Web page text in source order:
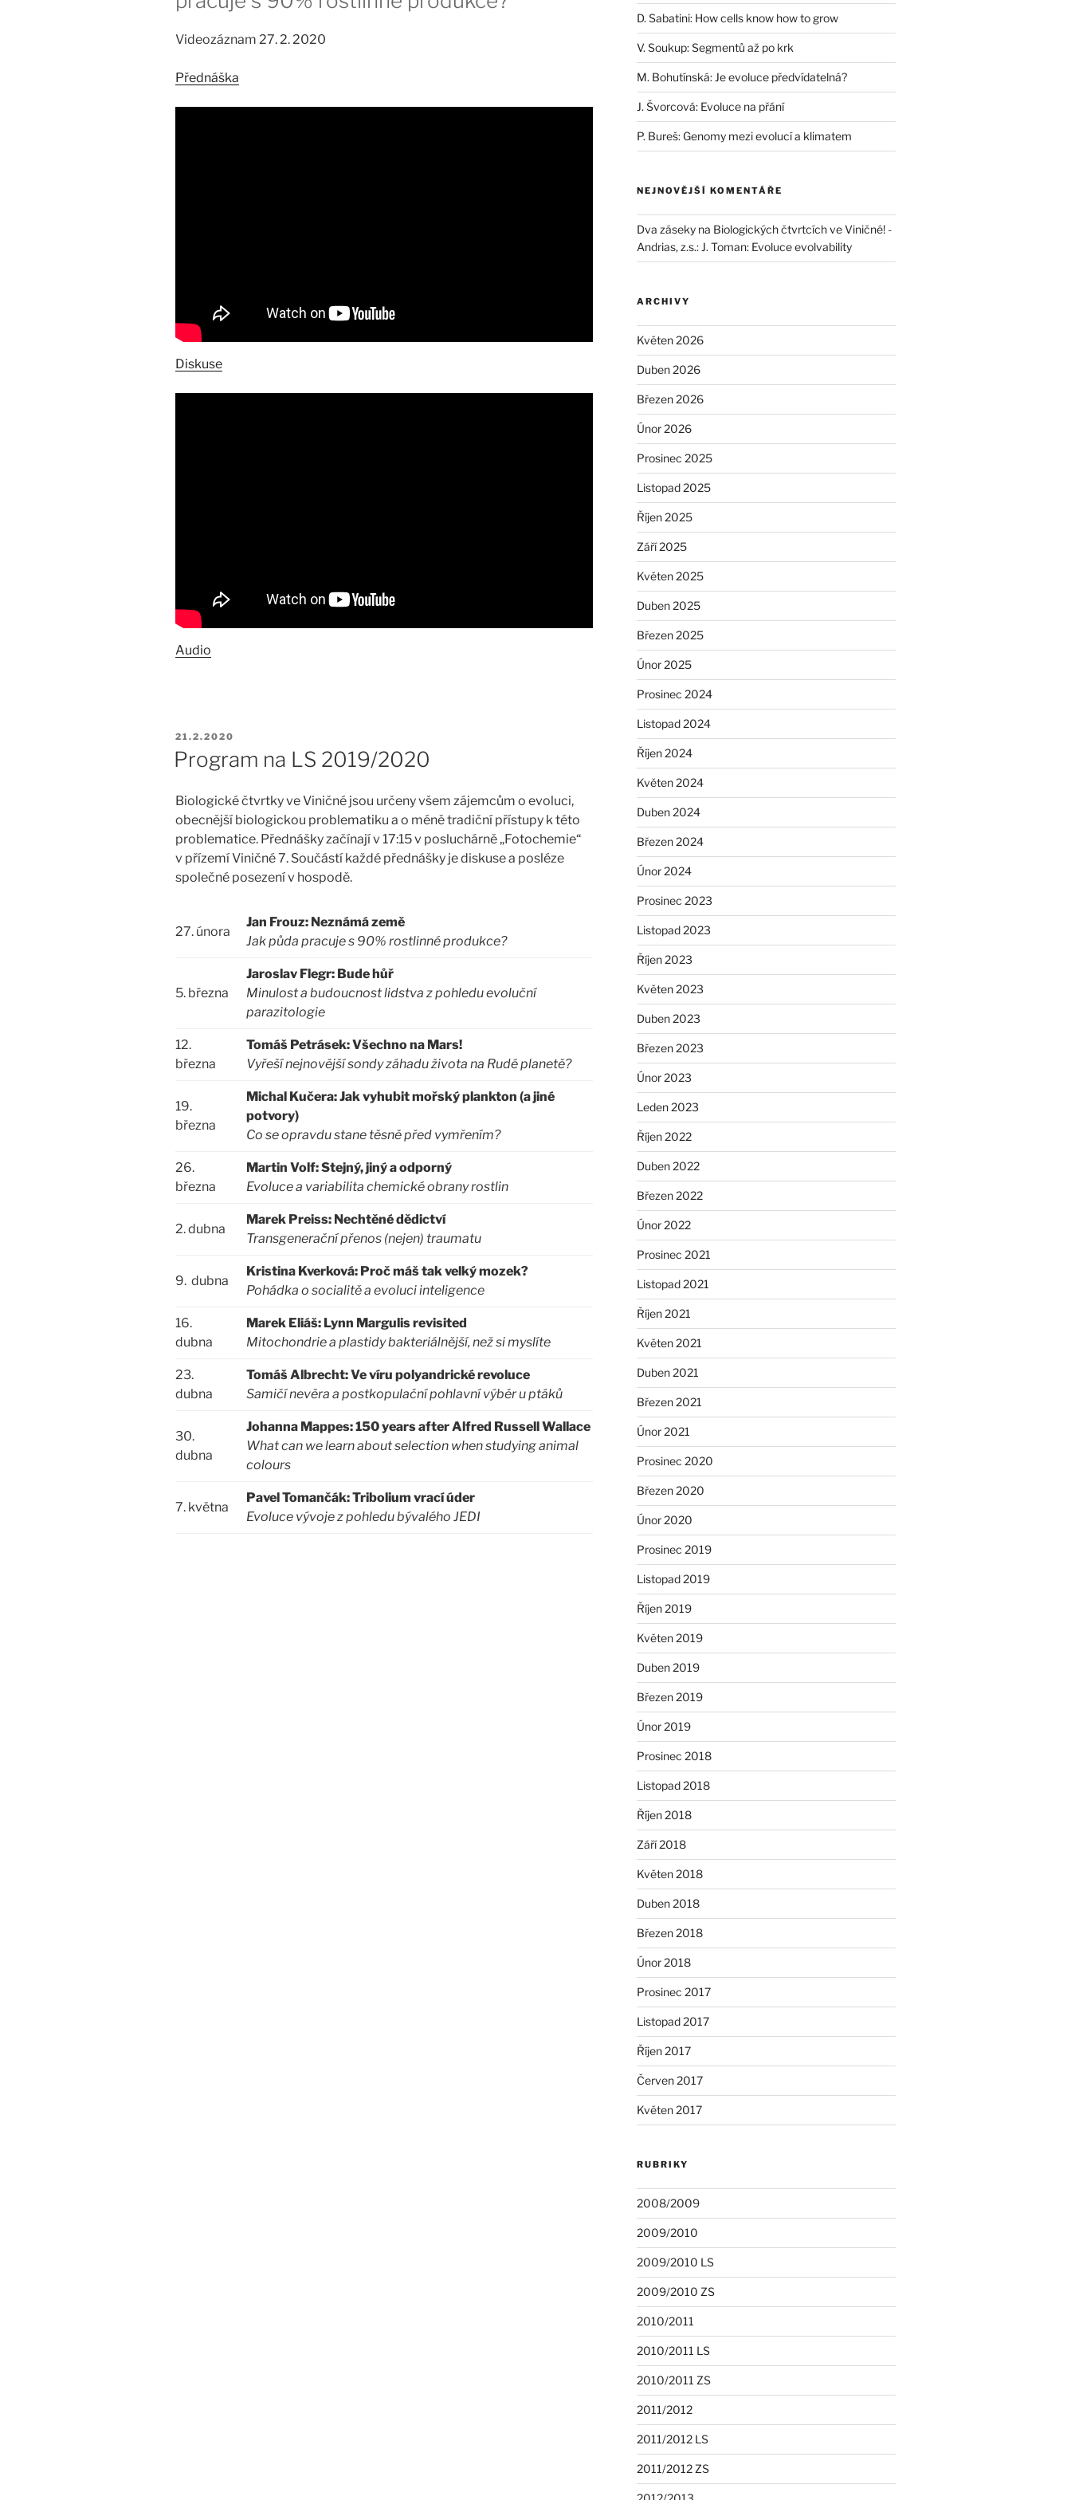
Videozáznam 27. 2. 2020
Přednáška
Diskuse
Audio
PUBLIKOVÁNO
21.2.2020
Program na LS 2019/2020
Biologické čtvrtky ve Viničné jsou určeny všem zájemcům o evoluci,
obecnější biologickou problematiku a o méně tradiční přístupy k této
problematice. Přednášky začínají v 17:15 v posluchárně „Fotochemie“
v přízemí Viničné 7. Součástí každé přednášky je diskuse a posléze
společné posezení v hospodě.
27. února
Jan Frouz: Neznámá země
Jak půda pracuje s 90% rostlinné produkce?
5. března
Jaroslav Flegr: Bude hůř
Minulost a budoucnost lidstva z pohledu evoluční
parazitologie
12.
března
Tomáš Petrásek: Všechno na Mars!
Vyřeší nejnovější sondy záhadu života na Rudé planetě?
19.
března
Michal Kučera: Jak vyhubit mořský plankton (a jiné
potvory)
Co se opravdu stane těsně před vymřením?
26.
března
Martin Volf: Stejný, jiný a odporný
Evoluce a variabilita chemické obrany rostlin
2. dubna
Marek Preiss: Nechtěné dědictví
Transgenerační přenos (nejen) traumatu
9. dubna
Kristina Kverková: Proč máš tak velký mozek?
Pohádka o socialitě a evoluci inteligence
16.
dubna
Marek Eliáš: Lynn Margulis revisited
Mitochondrie a plastidy bakteriálnější, než si myslíte
23.
dubna
Tomáš Albrecht: Ve víru polyandrické revoluce
Samičí nevěra a postkopulační pohlavní výběr u ptáků
30.
dubna
Johanna Mappes: 150 years after Alfred Russell Wallace
What can we learn about selection when studying animal
colours
7. května
Pavel Tomančák: Tribolium vrací úder
Evoluce vývoje z pohledu bývalého JEDI
D. Sabatini: How cells know how to grow
V. Soukup: Segmentů až po krk
M. Bohutínská: Je evoluce předvídatelná?
J. Švorcová: Evoluce na přání
P. Bureš: Genomy mezi evolucí a klimatem
NEJNOVĚJŠÍ KOMENTÁŘE
Dva záseky na Biologických čtvrtcích ve Viničné! -
Andrias, z.s.: J. Toman: Evoluce evolvability
ARCHIVY
Květen 2026
Duben 2026
Březen 2026
Únor 2026
Prosinec 2025
Listopad 2025
Říjen 2025
Září 2025
Květen 2025
Duben 2025
Březen 2025
Únor 2025
Prosinec 2024
Listopad 2024
Říjen 2024
Květen 2024
Duben 2024
Březen 2024
Únor 2024
Prosinec 2023
Listopad 2023
Říjen 2023
Květen 2023
Duben 2023
Březen 2023
Únor 2023
Leden 2023
Říjen 2022
Duben 2022
Březen 2022
Únor 2022
Prosinec 2021
Listopad 2021
Říjen 2021
Květen 2021
Duben 2021
Březen 2021
Únor 2021
Prosinec 2020
Březen 2020
Únor 2020
Prosinec 2019
Listopad 2019
Říjen 2019
Květen 2019
Duben 2019
Březen 2019
Únor 2019
Prosinec 2018
Listopad 2018
Říjen 2018
Září 2018
Květen 2018
Duben 2018
Březen 2018
Únor 2018
Prosinec 2017
Listopad 2017
Říjen 2017
Červen 2017
Květen 2017
RUBRIKY
2008/2009
2009/2010
2009/2010 LS
2009/2010 ZS
2010/2011
2010/2011 LS
2010/2011 ZS
2011/2012
2011/2012 LS
2011/2012 ZS